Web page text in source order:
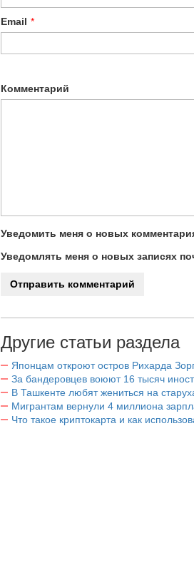
Email *
Комментарий
Уведомить меня о новых
Уведомлять меня о новых записях
Другие статьи раздела
Японцам откроют остров Рихарда
За бандеровцев воюют 16 тысяч
В Ташкенте любят жениться на
Мигрантам вернули 4 миллиона
Что такое криптокарта и как